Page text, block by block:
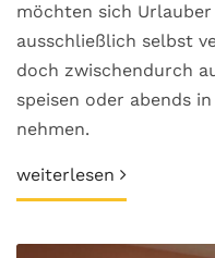
möchten sich
ausschließlich selbst
doch zwischendurch
speisen oder abends
nehmen.
weiterlesen